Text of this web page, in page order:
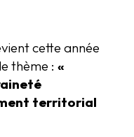
cette année
thème : «
territorial